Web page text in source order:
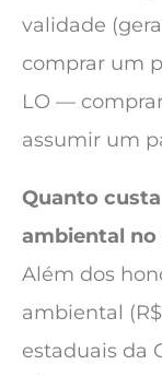
validade
comprar um
LO —
assumir um
Quanto
ambiental no
Além dos
ambiental
estaduais da